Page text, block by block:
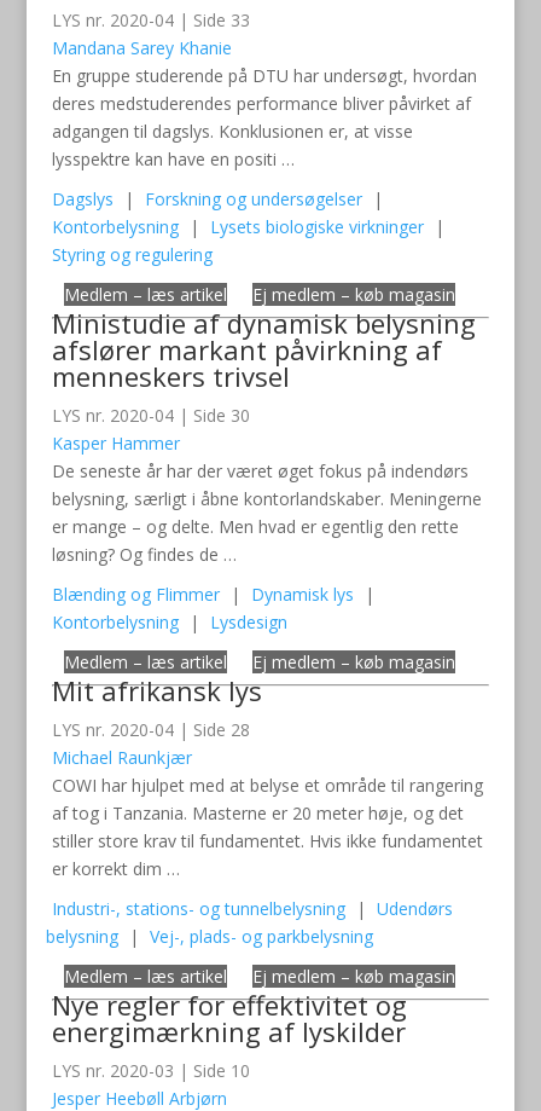
LYS nr. 2020-04 | Side 33
Mandana Sarey Khanie
En gruppe studerende på DTU har undersøgt, hvordan
deres medstuderendes performance bliver påvirket af
adgangen til dagslys. Konklusionen er, at visse
lysspektre kan have en positi …
Dagslys
| Forskning og undersøgelser
|
Kontorbelysning
| Lysets biologiske virkninger
|
Styring og regulering
Medlem – læs artikel
Ej medlem – køb magasin
Ministudie af dynamisk belysning
afslører markant påvirkning af
menneskers trivsel
LYS nr. 2020-04 | Side 30
Kasper Hammer
De seneste år har der været øget fokus på indendørs
belysning, særligt i åbne kontorlandskaber. Meningerne
er mange – og delte. Men hvad er egentlig den rette
løsning? Og findes de …
Blænding og Flimmer
| Dynamisk lys
|
Kontorbelysning
|
Lysdesign
Medlem – læs artikel
Ej medlem – køb magasin
Mit afrikansk lys
LYS nr. 2020-04 | Side 28
Michael Raunkjær
COWI har hjulpet med at belyse et område til rangering
af tog i Tanzania. Masterne er 20 meter høje, og det
stiller store krav til fundamentet. Hvis ikke fundamentet
er korrekt dim …
Industri-, stations- og tunnelbelysning
|
Udendørs
belysning
|
Vej-, plads- og parkbelysning
Medlem – læs artikel
Ej medlem – køb magasin
Nye regler for effektivitet og
energimærkning af lyskilder
LYS nr. 2020-03 | Side 10
Jesper Heebøll Arbjørn